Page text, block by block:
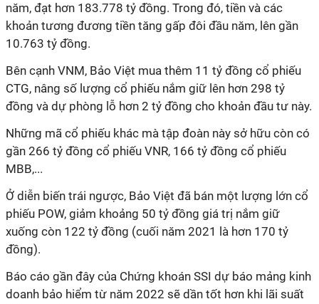
năm, đạt hơn 183.778 tỷ đồng. Trong đó, tiền và các
khoản tương đương tiền tăng gấp đôi đầu năm, lên gần
10.763 tỷ đồng.
Bên cạnh VNM, Bảo Việt mua thêm 11 tỷ đồng cổ phiếu
CTG, nâng số lượng cổ phiếu nắm giữ lên hơn 298 tỷ
đồng và dự phòng lỗ hơn 2 tỷ đồng cho khoản đầu tư này.
Những mã cổ phiếu khác mà tập đoàn này sở hữu còn có
gần 266 tỷ đồng cổ phiếu VNR, 166 tỷ đồng cổ phiếu
MBB,...
Ở diễn biến trái ngược, Bảo Việt đã bán một lượng lớn cổ
phiếu POW, giảm khoảng 50 tỷ đồng giá trị nắm giữ
xuống còn 122 tỷ đồng (cuối năm 2021 là hơn 170 tỷ
đồng).
Báo cáo gần đây của Chứng khoán SSI dự báo mảng kinh
doanh bảo hiểm từ năm 2022 sẽ dần tốt hơn khi lãi suất